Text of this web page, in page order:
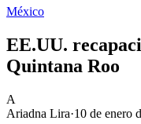
México
EE.UU.
Quintana Roo
A
Ariadna Lira·10 de enero